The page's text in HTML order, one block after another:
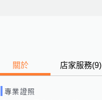
關於 店家服務(9)
專業證照